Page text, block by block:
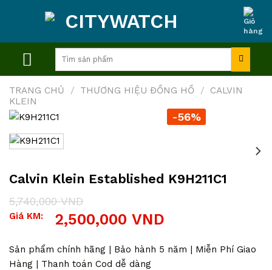
kiếm:
TRANG CHỦ / THƯƠNG HIỆU ĐỒNG HỒ /
CALVIN
KLEIN
-56%
Calvin Klein Established K9H211C1
5,740,000VND
Giá
5,740,000 VND.
2,500,000 VND
Giá
là:
2,500,000 VND.
Giá KM:
Sản phẩm chính hãng | Bảo hành 5 năm | Miễn Phí Giao
Hàng | Thanh toán Cod dễ dàng